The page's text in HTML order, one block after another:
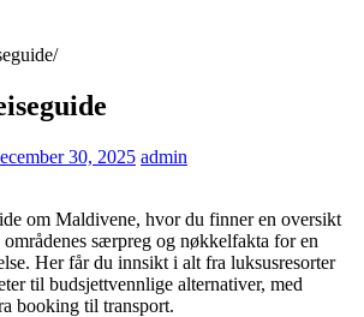
30, 2025 admin
om Maldivene, hvor du finner en oversikt
særpreg og nøkkelfakta for en
Her får du innsikt i alt fra luksusresorter
til budsjettvennlige alternativer, med
booking til transport.